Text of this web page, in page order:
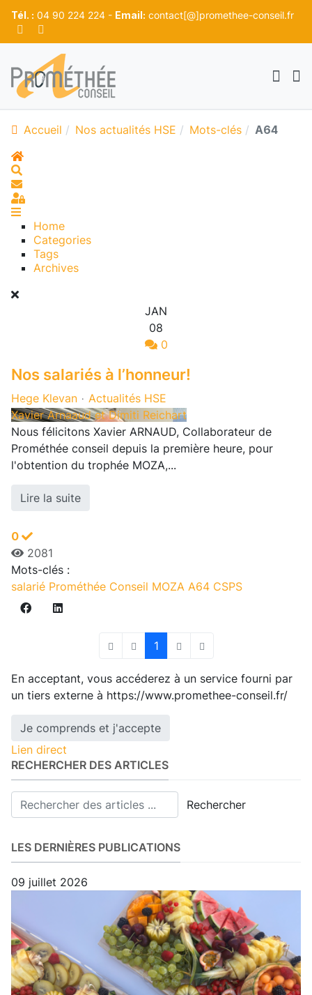
Tél. : 04 90 224 224 - Email: contact[@]promethee-conseil.fr
Accueil Nos actualités HSE Mots-clés
A64
Home
S'abonner au blog
Sign In
Home
Categories
Tags
Archives
JAN
08
0
Nos salariés à l’honneur!
Hege Klevan
Actualités HSE
Xavier Arnaaud et Dimiti Reichart
Nous félicitons Xavier ARNAUD, Collaborateur de
Prométhée conseil depuis la première heure, pour
l'obtention du trophée MOZA,...
Lire la suite
0
2081
Mots-clés :
salarié Prométhée Conseil MOZA A64 CSPS
First Page
Previous Page
1
Next Page
Last Page
En acceptant, vous accéderez à un service fourni par
un tiers externe à https://www.promethee-conseil.fr/
Je comprends et j'accepte
Lien direct
RECHERCHER DES ARTICLES
Rechercher
LES DERNIÈRES PUBLICATIONS
09 juillet 2026